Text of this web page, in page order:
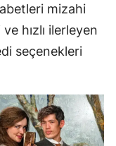
mizahi
hızlı ilerleyen
seçenekleri